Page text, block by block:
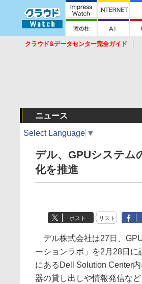
クラウド&データセンター完全ガイド
ニュース
Select Language ▼
デル、GPUシステム
化を推進
ポスト リスト
デル株式会社は27日、
ーションラボ」を2月28日に
にあるDell Solution Center
器の貸し出しや情報発信など